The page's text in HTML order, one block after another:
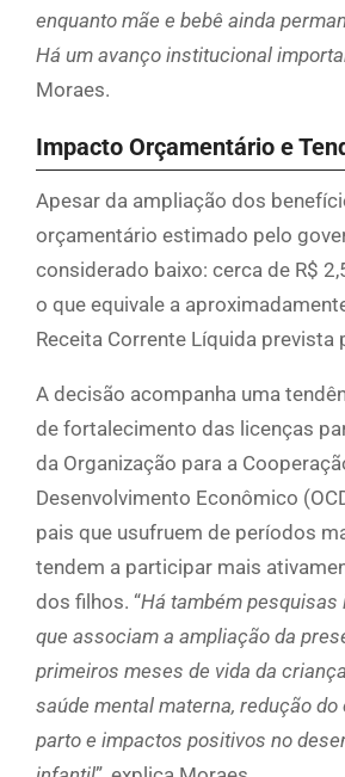
enquanto mãe e bebê ainda
Há um avanço institucional
Moraes.
Impacto Orçamentário e
Apesar da ampliação dos
orçamentário estimado pelo
considerado baixo: cerca de R$
o que equivale a
Receita Corrente Líquida prevista
A decisão acompanha uma
de fortalecimento das licenças
da Organização para a
Desenvolvimento Econômico
pais que usufruem de períodos
tendem a participar mais
dos filhos. “Há também pesquisas
que associam a ampliação da
primeiros meses de vida da
saúde mental materna, redução
parto e impactos positivos no